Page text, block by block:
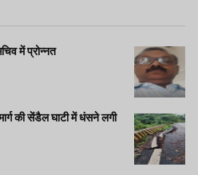
में प्रोन्नत
की सेंडैल घाटी में धंसने लगी